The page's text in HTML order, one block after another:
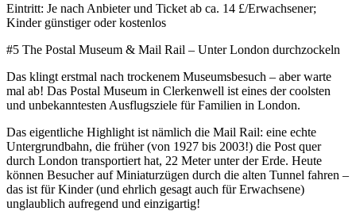
Eintritt: Je nach Anbieter und Ticket ab ca. 14 £/Erwachsener;
Kinder günstiger oder kostenlos
#5 The Postal Museum & Mail Rail – Unter London durchzockeln
Das klingt erstmal nach trockenem Museumsbesuch – aber warte
mal ab! Das Postal Museum in Clerkenwell ist eines der coolsten
und unbekanntesten Ausflugsziele für Familien in London.
Das eigentliche Highlight ist nämlich die Mail Rail: eine echte
Untergrundbahn, die früher (von 1927 bis 2003!) die Post quer
durch London transportiert hat, 22 Meter unter der Erde. Heute
können Besucher auf Miniaturzügen durch die alten Tunnel fahren –
das ist für Kinder (und ehrlich gesagt auch für Erwachsene)
unglaublich aufregend und einzigartig!